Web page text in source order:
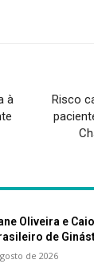
à
Risco
Oliveira e
de
de 2026